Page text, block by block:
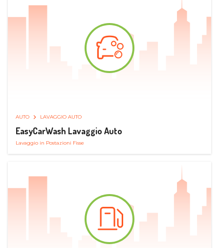
AUTO LAVAGGIO AUTO
EasyCarWash Lavaggio Auto
Lavaggio in Postazioni Fisse